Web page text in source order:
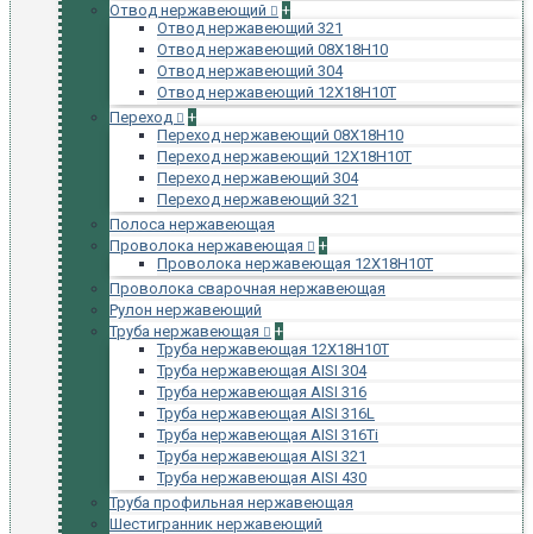
Отвод нержавеющий
+
Отвод нержавеющий 321
Отвод нержавеющий 08Х18Н10
Отвод нержавеющий 304
Отвод нержавеющий 12Х18Н10Т
Переход
+
Переход нержавеющий 08Х18Н10
Переход нержавеющий 12Х18Н10Т
Переход нержавеющий 304
Переход нержавеющий 321
Полоса нержавеющая
Проволока нержавеющая
+
Проволока нержавеющая 12Х18Н10Т
Проволока сварочная нержавеющая
Рулон нержавеющий
Труба нержавеющая
+
Труба нержавеющая 12Х18Н10Т
Труба нержавеющая AISI 304
Труба нержавеющая AISI 316
Труба нержавеющая AISI 316L
Труба нержавеющая AISI 316Ti
Труба нержавеющая AISI 321
Труба нержавеющая AISI 430
Труба профильная нержавеющая
Шестигранник нержавеющий